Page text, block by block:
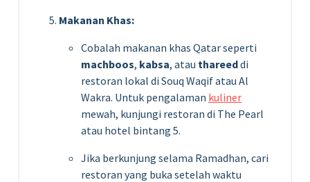
Makanan Khas:
Cobalah makanan khas Qatar seperti
machboos, kabsa, atau thareeddi
restoran lokal di Souq Waqif atau Al
Wakra. Untuk pengalaman kuliner
mewah, kunjungi restoran di The Pearl
atau hotel bintang 5.
Jika berkunjung selama Ramadhan, cari
restoran yang buka setelah waktu